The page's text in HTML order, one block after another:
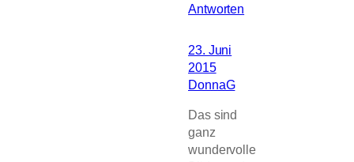
Antworten
23. Juni
2015
DonnaG
Das sind
ganz
wundervolle